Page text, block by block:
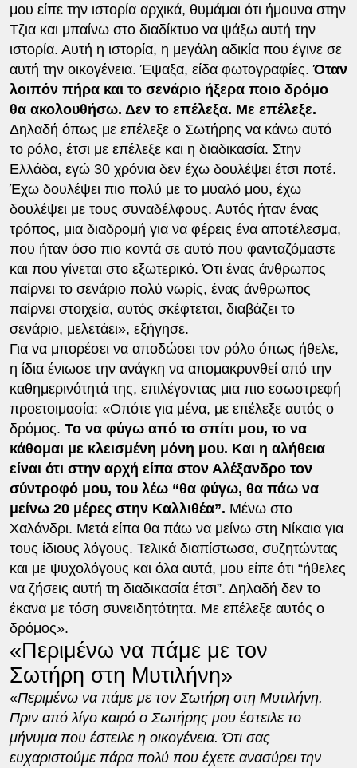
μου είπε την ιστορία αρχικά, θυμάμαι ότι ήμουνα στην
Τζια και μπαίνω στο διαδίκτυο να ψάξω αυτή την
ιστορία. Αυτή η ιστορία, η μεγάλη αδικία που έγινε σε
αυτή την οικογένεια. Έψαξα, είδα φωτογραφίες. Όταν
λοιπόν πήρα και το σενάριο ήξερα ποιο δρόμο
θα ακολουθήσω. Δεν το επέλεξα. Με επέλεξε.
Δηλαδή όπως με επέλεξε ο Σωτήρης να κάνω αυτό
το ρόλο, έτσι με επέλεξε και η διαδικασία. Στην
Ελλάδα, εγώ 30 χρόνια δεν έχω δουλέψει έτσι ποτέ.
Έχω δουλέψει πιο πολύ με το μυαλό μου, έχω
δουλέψει με τους συναδέλφους. Αυτός ήταν ένας
τρόπος, μια διαδρομή για να φέρεις ένα αποτέλεσμα,
που ήταν όσο πιο κοντά σε αυτό που φανταζόμαστε
και που γίνεται στο εξωτερικό. Ότι ένας άνθρωπος
παίρνει το σενάριο πολύ νωρίς, ένας άνθρωπος
παίρνει στοιχεία, αυτός σκέφτεται, διαβάζει το
σενάριο, μελετάει», εξήγησε.
Για να μπορέσει να αποδώσει τον ρόλο όπως ήθελε,
η ίδια ένιωσε την ανάγκη να απομακρυνθεί από την
καθημερινότητά της, επιλέγοντας μια πιο εσωστρεφή
προετοιμασία: «Οπότε για μένα, με επέλεξε αυτός ο
δρόμος. Το να φύγω από το σπίτι μου, το να
κάθομαι με κλεισμένη μόνη μου. Και η αλήθεια
είναι ότι στην αρχή είπα στον Αλέξανδρο τον
σύντροφό μου, του λέω “θα φύγω, θα πάω να
μείνω 20 μέρες στην Καλλιθέα”. Μένω στο
Χαλάνδρι. Μετά είπα θα πάω να μείνω στη Νίκαια για
τους ίδιους λόγους. Τελικά διαπίστωσα, συζητώντας
και με ψυχολόγους και όλα αυτά, μου είπε ότι “ήθελες
να ζήσεις αυτή τη διαδικασία έτσι”. Δηλαδή δεν το
έκανα με τόση συνειδητότητα. Με επέλεξε αυτός ο
δρόμος».
«Περιμένω να πάμε με τον
Σωτήρη στη Μυτιλήνη»
«Περιμένω να πάμε με τον Σωτήρη στη Μυτιλήνη.
Πριν από λίγο καιρό ο Σωτήρης μου έστειλε το
μήνυμα που έστειλε η οικογένεια. Ότι σας
ευχαριστούμε πάρα πολύ που έχετε ανασύρει την